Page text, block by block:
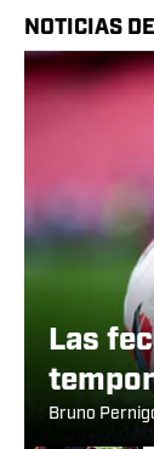
NOTICIAS
Las
Bruno